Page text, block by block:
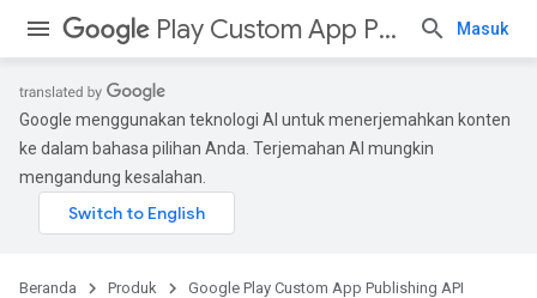
Play Custom App Publishing API Masuk
Google menggunakan teknologi AI untuk menerjemahkan konten
ke dalam bahasa pilihan Anda. Terjemahan AI mungkin
mengandung kesalahan.
Beranda Produk
Google Play Custom App Publishing API